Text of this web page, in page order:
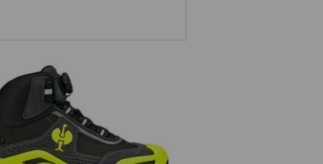
S3 Chaussures hautes de sécurité
e.s.Kastra II mid